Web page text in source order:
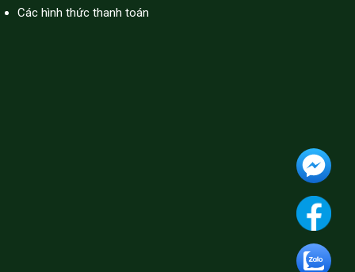
Các hình thức thanh toán